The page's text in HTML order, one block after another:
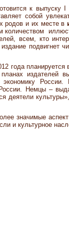
к выпуску
собой
родов и их месте в
количеством
всем, кто
подвигнет
года
издателей
экономику
Немцы –
значимые
и культурное